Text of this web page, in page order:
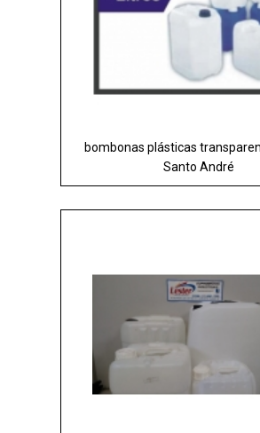
bombonas plásticas
Santo André